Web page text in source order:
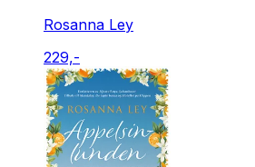
Rosanna Ley
229,-